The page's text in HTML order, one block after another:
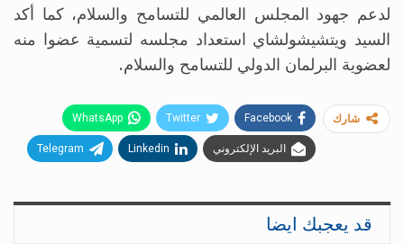
لدعم جهود المجلس العالمي للتسامح والسلام، كما أكد
السيد ويتشيشولشاي استعداد مجلسه لتسمية عضوا منه
لعضوية البرلمان الدولي للتسامح والسلام.
شارك Facebook
Twitter
WhatsApp
البريد الإلكتروني Linkedin
Telegram
قد يعجبك ايضا